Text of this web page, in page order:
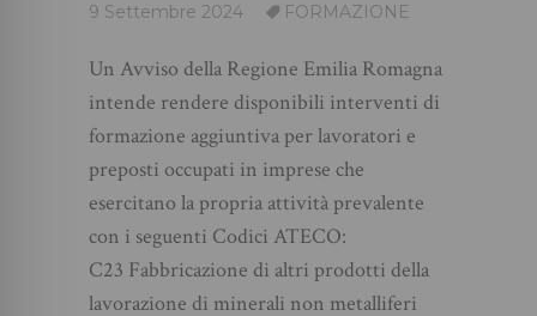
9 Settembre 2024 FORMAZIONE
Un Avviso della Regione Emilia Romagna
intende rendere disponibili interventi di
formazione aggiuntiva per lavoratori e
preposti occupati in imprese che
esercitano la propria attività prevalente
con i seguenti Codici ATECO:
C23 Fabbricazione di altri prodotti della
lavorazione di minerali non metalliferi